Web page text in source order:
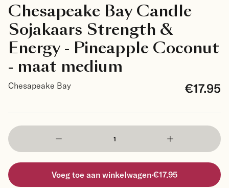
Chesapeake Bay Candle
Sojakaars Strength &
Energy - Pineapple Coconut
- maat medium
Chesapeake Bay €17.95
Voeg toe aan winkelwagen·€17.95